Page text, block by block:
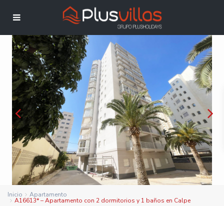
Inicio Apartamento
A16613* – Apartamento con 2 dormitorios y 1 baños en Calpe